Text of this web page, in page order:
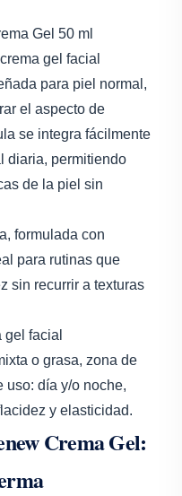
Gel 50 ml
gel facial
para piel normal,
el aspecto de
se integra fácilmente
diaria, permitiendo
de la piel sin
formulada con
para rutinas que
sin recurrir a texturas
facial
o grasa, zona de
uso: día y/o noche,
y elasticidad.
Crema Gel: